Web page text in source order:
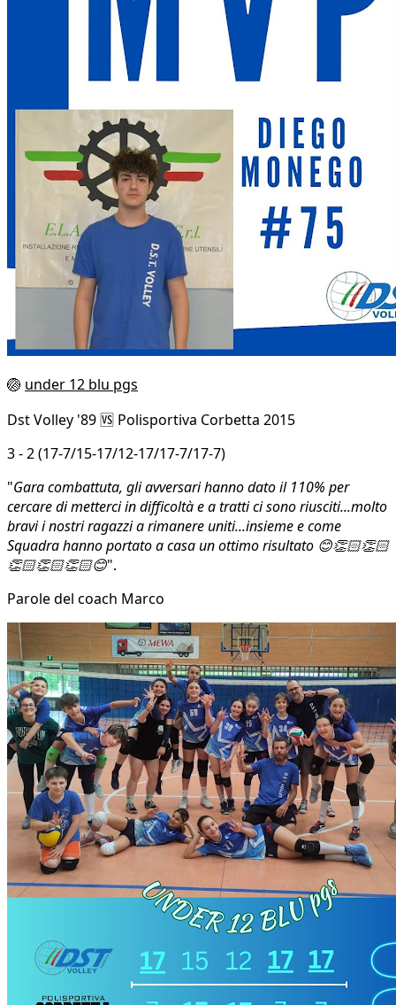
🏐 under 12 blu pgs
Dst Volley '89 🆚 Polisportiva Corbetta 2015
3 - 2 (17-7/15-17/12-17/17-7/17-7)
"Gara combattuta, gli avversari hanno dato il 110% per
cercare di metterci in difficoltà e a tratti ci sono riusciti...molto
bravi i nostri ragazzi a rimanere uniti...insieme e come
Squadra hanno portato a casa un ottimo risultato 😊👏🏻👏🏻
👏🏻👏🏻👏🏻😊".
Parole del coach Marco